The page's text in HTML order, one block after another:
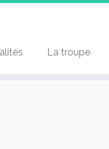
La troupe